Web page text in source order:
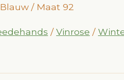
/ Maat 92
/Vinrose /